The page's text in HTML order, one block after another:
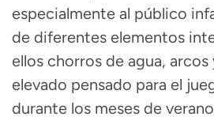
especialmente al público
de diferentes elementos
ellos chorros de agua, arcos
elevado pensado para el
durante los meses de